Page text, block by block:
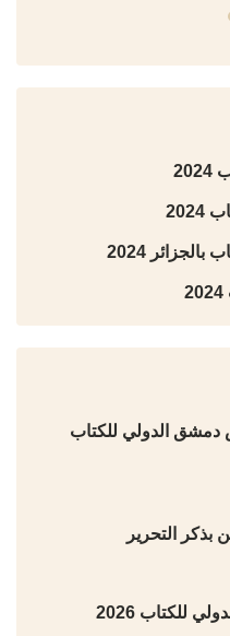
2024
دمشق الدولي للكتاب
بذكر التحرير
للكتاب 2026